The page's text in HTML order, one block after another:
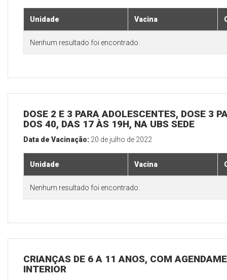
Unidade Vacina
Nenhum resultado foi encontrado.
DOSE 2 E 3 PARA ADOLESCENTES, DOSE 3
DOS 40, DAS 17 ÀS 19H, NA UBS SEDE
Data de Vacinação: 20 de julho de 2022
Unidade Vacina
Nenhum resultado foi encontrado.
CRIANÇAS DE 6 A 11 ANOS, COM
INTERIOR